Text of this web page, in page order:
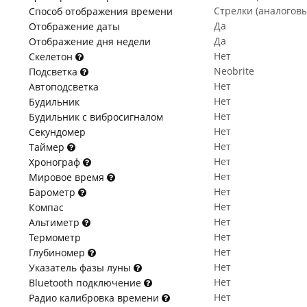
Способ отображения времени
Стрелки
Отображение даты
Да
Отображение дня недели
Да
Скелетон
Нет
Подсветка
Neobrite
Автоподсветка
Нет
Будильник
Нет
Будильник с вибросигналом
Нет
Секундомер
Нет
Таймер
Нет
Хронограф
Нет
Мировое время
Нет
Барометр
Нет
Компас
Нет
Альтиметр
Нет
Термометр
Нет
Глубиномер
Нет
Указатель фазы луны
Нет
Bluetooth подключение
Нет
Радио калибровка времени
Нет